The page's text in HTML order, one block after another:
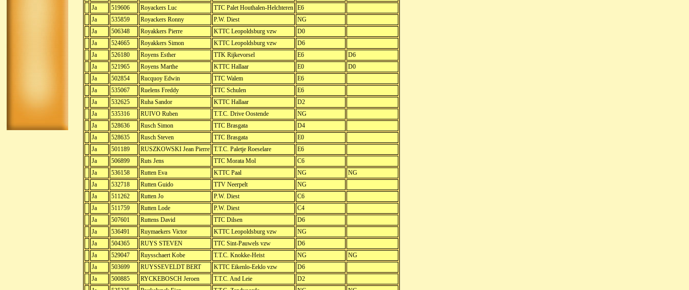
Ja
519606 Royackers Luc TTC Palet Houthalen-Helchteren E6
Ja
535859 Royackers Ronny P.W. Diest
NG
Ja
506348 Royakkers Pierre KTTC Leopoldsburg vzw
D0
Ja
524665 Royakkers Simon KTTC Leopoldsburg vzw
D6
Ja
526180 Royens Esther TTK Rijkevorsel E6
D6
Ja
521965 Royens Marthe KTTC Hallaar E0
D0
Ja
502854 Rucquoy Edwin TTC Walem
E6
Ja
535067 Ruelens Freddy TTC Schulen
E6
Ja
532625 Ruha Sandor KTTC Hallaar
D2
Ja
535316 RUIVO Ruben T.T.C. Drive Oostende
NG
Ja
528636 Rusch Simon TTC Brasgata
D4
Ja
528635 Rusch Steven TTC Brasgata
E0
Ja
501189 RUSZKOWSKI Jean Pierre T.T.C. Paletje Roeselare
E6
Ja
506899 Ruts Jens TTC Morata Mol
C6
Ja
536158 Rutten Eva KTTC Paal NG
NG
Ja
532718 Rutten Guido TTV Neerpelt
NG
Ja
511262 Rutten Jo P.W. Diest
C6
Ja
511759 Rutten Lode P.W. Diest
C4
Ja
507601 Ruttens David TTC Dilsen
D6
Ja
536491 Ruymaekers Victor KTTC Leopoldsburg vzw
NG
Ja
504365 RUYS STEVEN TTC Sint-Pauwels vzw
D6
Ja
529047 Ruysschaert Kobe T.T.C. Knokke-Heist NG
NG
Ja
503699 RUYSSEVELDT BERT KTTC Eikenlo-Eeklo vzw
D6
Ja
500885 RYCKEBOSCH Jeroen T.T.C. And Leie
D2